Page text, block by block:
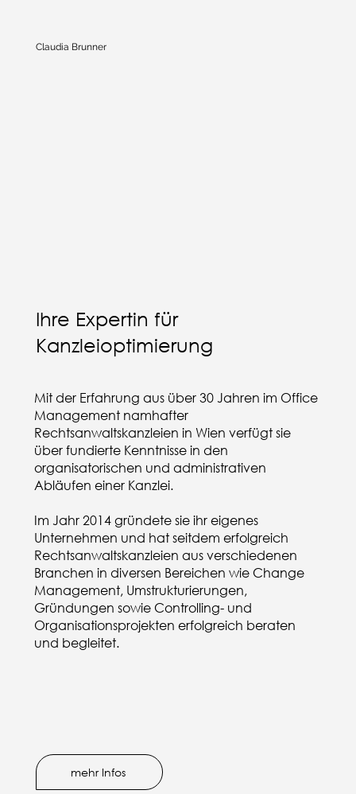
Claudia Brunner
Ihre Expertin für
Kanzleioptimierung
Mit der Erfahrung aus über 30 Jahren im Office
Management namhafter
Rechtsanwaltskanzleien in Wien verfügt sie
über fundierte Kenntnisse in den
organisatorischen und administrativen
Abläufen einer Kanzlei.
Im Jahr 2014 gründete sie ihr eigenes
Unternehmen und hat seitdem erfolgreich
Rechtsanwaltskanzleien aus verschiedenen
Branchen in diversen Bereichen wie Change
Management, Umstrukturierungen,
Gründungen sowie Controlling- und
Organisationsprojekten erfolgreich beraten
und begleitet.
mehr Infos